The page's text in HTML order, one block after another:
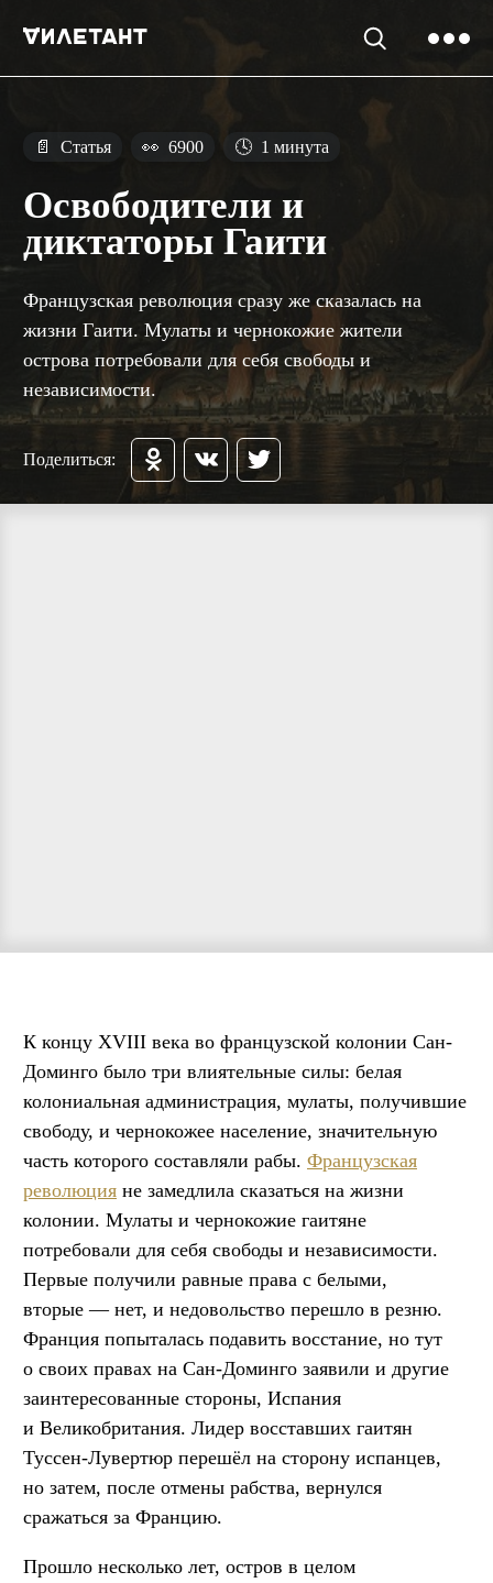
📄 Статья 👀 6900 🕓 1 минута
Освободители и
диктаторы Гаити
Французская революция сразу же сказалась на
жизни Гаити. Мулаты и чернокожие жители
острова потребовали для себя свободы и
независимости.
Поделиться:
К концу XVIII века во французской колонии Сан-
Доминго было три влиятельные силы: белая
колониальная администрация, мулаты, получившие
свободу, и чернокожее население, значительную
часть которого составляли рабы. Французская
революция не замедлила сказаться на жизни
колонии. Мулаты и чернокожие гаитяне
потребовали для себя свободы и независимости.
Первые получили равные права с белыми,
вторые — нет, и недовольство перешло в резню.
Франция попыталась подавить восстание, но тут
о своих правах на Сан-Доминго заявили и другие
заинтересованные стороны, Испания
и Великобритания. Лидер восставших гаитян
Туссен-Лувертюр перешёл на сторону испанцев,
но затем, после отмены рабства, вернулся
сражаться за Францию.
Прошло несколько лет, остров в целом